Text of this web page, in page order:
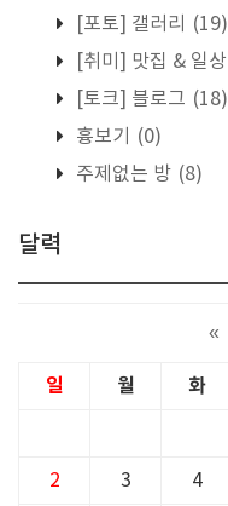
[포토] 갤러리
(19)
[취미] 맛집 & 일상
[토크] 블로그 (18)
흉보기
(0)
주제없는 방 (8)
달력
«
일 월 화
2 3 4